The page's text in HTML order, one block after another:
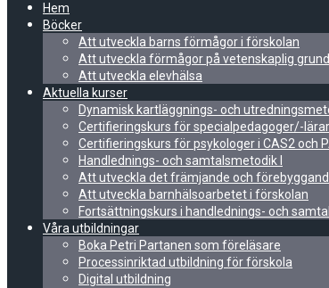
Hem
Böcker
Att utveckla barns förmågor i förskolan
Att utveckla förmågor på vetenskaplig
Att utveckla elevhälsa
Aktuella kurser
Dynamisk kartläggnings- och
Certifieringskurs för specialpedagoger/-
Certifieringskurs för psykologer i CAS2 och
Handlednings- och samtalsmetodik I
Att utveckla det främjande och
Att utveckla barnhälsoarbetet i förskolan
Fortsättningskurs i handlednings- och
Våra utbildningar
Boka Petri Partanen som föreläsare
Processinriktad utbildning för förskola
Digital utbildning